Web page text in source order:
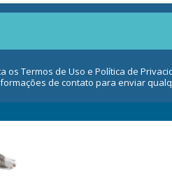
os Termos de Uso e Política de
de contato para enviar